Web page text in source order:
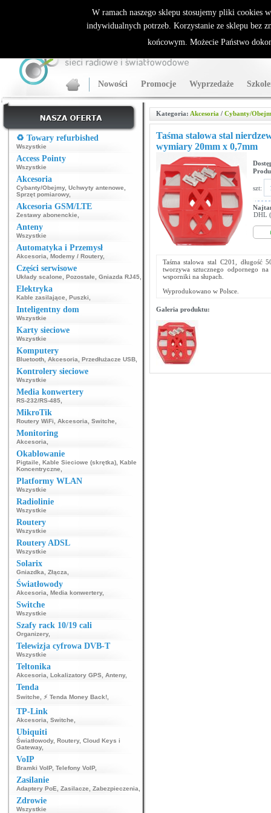
ALLNET.PL Sieci bezprzewodowe - generalny dystrybutor Sparklan
Nowości Promocje Wyprzedaże
♻️ Towary refurbished
Wszystkie
Access Pointy
Wszystkie
Akcesoria
Cybanty/Obejmy, Uchwyty antenowe
Sprzęt pomiarowy,
Akcesoria GSM/LTE
Zestawy abonenckie
Anteny
Wszystkie
Automatyka i Przemysł
Akcesoria Modemy / Routery,
Części serwisowe
Układy scalone Pozostałe Gniazda RJ45
Elektryka
Kable zasilające Puszki
Inteligentny dom
Wszystkie
Karty sieciowe
Wszystkie
Komputery
Bluetooth Akcesoria Przedłużacze USB
Kontrolery sieciowe
Wszystkie
Media konwertery
RS-232/RS-485
MikroTik
Routery WiFi Akcesoria Switche
Monitoring
Akcesoria
Okablowanie
Pigtaile Kable Sieciowe (skrętka) Kable
Koncentryczne
Platformy WLAN
Wszystkie
Radiolinie
Wszystkie
Routery
Wszystkie
Routery ADSL
Wszystkie
Solarix
Gniazdka Złącza
Światłowody
Akcesoria Media konwertery,
Switche
Wszystkie
Szafy rack 10/19 cali
Organizery,
Telewizja cyfrowa DVB-T
Wszystkie
Teltonika
Akcesoria Lokalizatory GPS Anteny,
Tenda
Switche ⚡ Tenda Money Back!
TP-Link
Akcesoria Switche
Ubiquiti
Światłowody, Routery, Cloud Keys i
Gateway,
VoIP
Bramki VoIP, Telefony VoIP,
Zasilanie
Adaptery PoE Zasilacze Zabezpieczenia
Zdrowie
Wszystkie
Kategoria: Akcesoria / Cybanty/
Taśma stalowa stal
wymiary 20mm x 0,7mm
szt:
DHL
Taśma stalowa stal C201,
tworzywa sztucznego odpornego
wsporniki na słupach.
Wyprodukowano w Polsce.
Galeria produktu:
W ramach naszego sklepu stosujemy pliki cookies
indywidualnych potrzeb. Korzystanie ze sklepu bez
końcowym. Możecie Państwo